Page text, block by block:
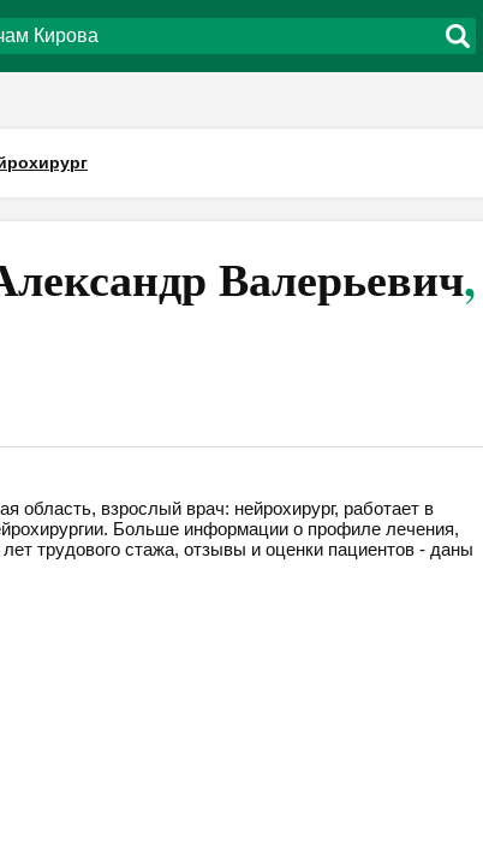
Валерьевич,
область, взрослый врач: нейрохирург, работает в
Больше информации о профиле лечения,
трудового стажа, отзывы и оценки пациентов - даны